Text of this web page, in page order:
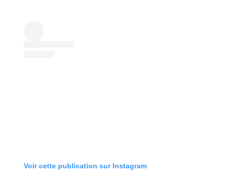
Voir cette publication sur Instagram